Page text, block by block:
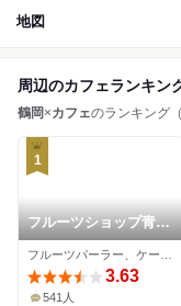
地図
周辺のカフェランキン
鶴岡 ×カフェのランキング
1
フルーツショップ青森
屋
3.63
541人